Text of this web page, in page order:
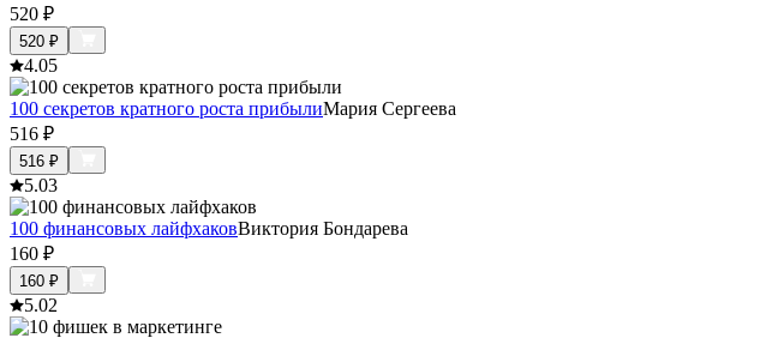
520 ₽
520 ₽
4.05
100 секретов кратного роста прибылиМария Сергеева
516 ₽
516 ₽
5.03
100 финансовых лайфхаковВиктория Бондарева
160 ₽
160 ₽
5.02